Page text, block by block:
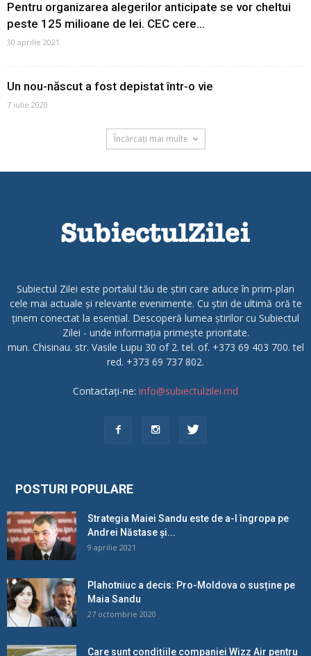
Pentru organizarea alegerilor anticipate se vor cheltui
peste 125 milioane de lei. CEC cere...
30 aprilie 2021
Un nou-născut a fost depistat într-o vie
7 iulie 2020
Încărcați mai multe
Subiectul Zilei este portalul tău de știri care aduce în prim-plan
cele mai actuale și relevante evenimente. Cu știri de ultimă oră te
ținem conectat la esențial. Descoperă lumea știrilor cu Subiectul
Zilei - unde informația primește prioritate.
mun. Chisinau. str. Vasile Lupu 30 of 2. tel. of. +373 69 403 700. tel
red. +373 69 737 802.
Contactați-ne: info@subiectulzilei.md
POSTURI POPULARE
Strategia Maiei Sandu este de a-l îngropa pe
Andrei Năstase și...
9 aprilie 2021
Plahotniuc a decis: Pro-Moldova o susține pe
Maia Sandu
27 octombrie 2020
Care sunt condițiile companiei Wizz Air pentru